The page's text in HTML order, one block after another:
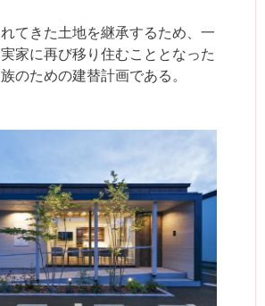
てきた土地を継承するため、一
家に再び移り住むこととなった
のための建替計画である。